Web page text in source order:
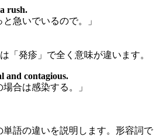
rush.
急いでいるので。」
「発疹」で全く意味が違います。
and contagious.
合は感染する。」
単語の違いを説明します。形容詞で